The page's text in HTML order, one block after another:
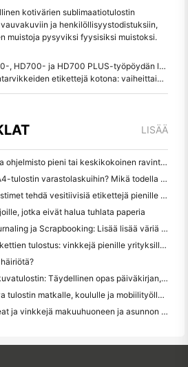
kotivärien sublimaatiotulostin
ja henkilöllisyystodistuksiin,
muistoja pysyviksi fyysisiksi muistoksi.
työpöydän lämpöviivakooditulostimet älykkäämpien liiketoiminnan merkintöjen varten
etikettejä kotona: vaiheittainen opas pienille elintarvikeyrityksille
LISÄÄ
Miten valita oikea ravintola ohjelmisto pieni tai keskikokoinen ravintola
Tarvitsetko kannettavan A4-tulostin varastolaskuihin? Mikä todella toimii
Voivatko lämpöetikettitulostimet tehdä vesitiivisiä etikettejä pienille yritystuotteille?
jotka eivät halua tuhlata paperia
Paras väri Label Maker journaling ja Scrapbooking: Lisää lisää väriä jokaiselle sivulle
Käsikirjoitus vs. lähetysetikettien tulostus: vinkkejä pienille yrityksille vuonna 2026
Kuinka valita taskun valokuvatulostin: Täydellinen opas päiväkirjan, matkan ja iPhone-käyttäjille
Paras musteton kannettava tulostin matkalle, koululle ja mobiilityölle: Hanin MT620 Pro Review
Mini Photo Wall Layout Ideat ja vinkkejä makuuhuoneen ja asunnon koristelu